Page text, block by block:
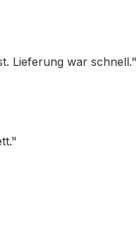
Lieferung war schnell."